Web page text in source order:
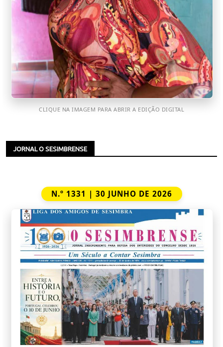
CLIQUE NA IMAGEM PARA ABRIR A EDIÇÃO DIGITAL
JORNAL O SESIMBRENSE
N.º 1331 | 30 JUNHO DE 2026